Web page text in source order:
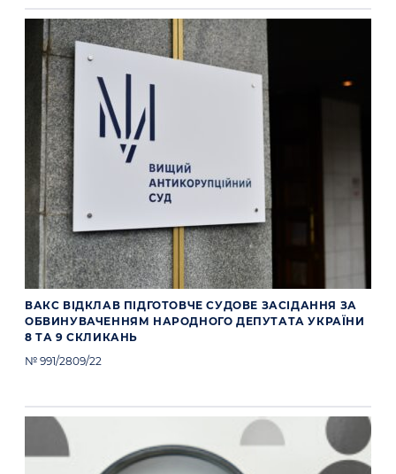
ВАКС ВІДКЛАВ ПІДГОТОВЧЕ СУДОВЕ ЗАСІДАННЯ ЗА
ОБВИНУВАЧЕННЯМ НАРОДНОГО ДЕПУТАТА УКРАЇНИ
8 ТА 9 СКЛИКАНЬ
№ 991/2809/22